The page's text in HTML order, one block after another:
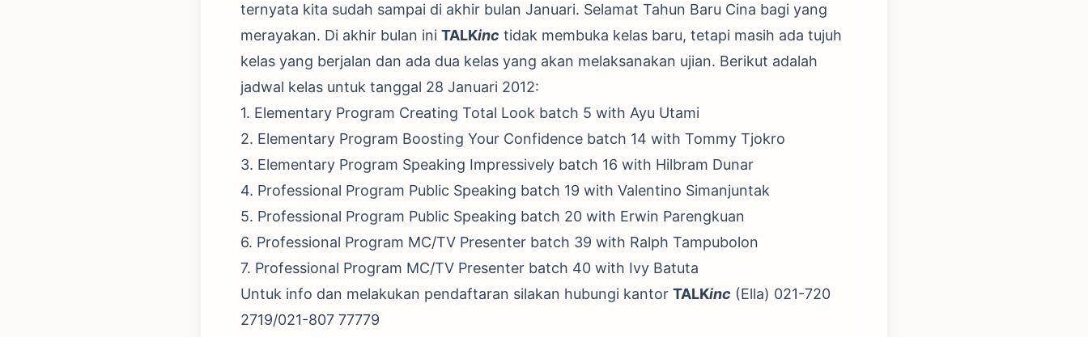
ternyata kita sudah sampai di akhir bulan Januari. Selamat Tahun Baru Cina bagi yang
merayakan. Di akhir bulan ini TALKinc tidak membuka kelas baru, tetapi masih ada tujuh
kelas yang berjalan dan ada dua kelas yang akan melaksanakan ujian. Berikut adalah
jadwal kelas untuk tanggal 28 Januari 2012:
1. Elementary Program Creating Total Look batch 5 with Ayu Utami
2. Elementary Program Boosting Your Confidence batch 14 with Tommy Tjokro
3. Elementary Program Speaking Impressively batch 16 with Hilbram Dunar
4. Professional Program Public Speaking batch 19 with Valentino Simanjuntak
5. Professional Program Public Speaking batch 20 with Erwin Parengkuan
6. Professional Program MC/TV Presenter batch 39 with Ralph Tampubolon
7. Professional Program MC/TV Presenter batch 40 with Ivy Batuta
Untuk info dan melakukan pendaftaran silakan hubungi kantor TALKinc (Ella) 021-720
2719/021-807 77779